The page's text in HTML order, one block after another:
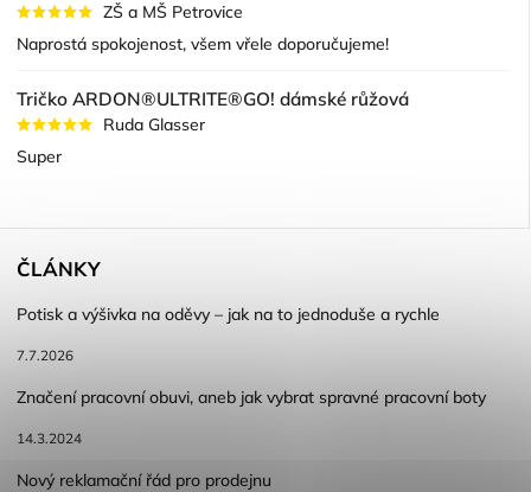
ZŠ a MŠ Petrovice
Naprostá spokojenost, všem vřele doporučujeme!
Tričko ARDON®ULTRITE®GO! dámské růžová
Ruda Glasser
Super
ČLÁNKY
Potisk a výšivka na oděvy – jak na to jednoduše a rychle
7.7.2026
Značení pracovní obuvi, aneb jak vybrat spravné pracovní boty
14.3.2024
Nový reklamační řád pro prodejnu